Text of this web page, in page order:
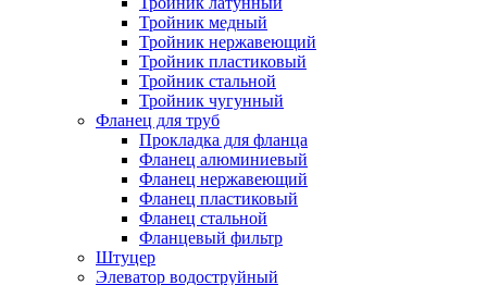
Тройник медный
Тройник нержавеющий
Тройник пластиковый
Тройник стальной
Тройник чугунный
Фланец для труб
Прокладка для фланца
Фланец алюминиевый
Фланец нержавеющий
Фланец пластиковый
Фланец стальной
Фланцевый фильтр
Штуцер
Элеватор водоструйный